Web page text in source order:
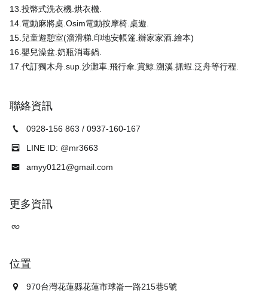
13.投幣式洗衣機.烘衣機.
14.電動麻將桌.Osim電動按摩椅.桌遊.
15.兒童遊憩室(溜滑梯.印地安帳篷.辦家家酒.繪本)
16.嬰兒澡盆.奶瓶消毒鍋.
聯絡資訊
0928-156 863 / 0937-160-167
LINE ID: @mr3663
amyy0121@gmail.com
更多資訊
位置
970台灣花蓮縣花蓮市球崙一路215巷5號